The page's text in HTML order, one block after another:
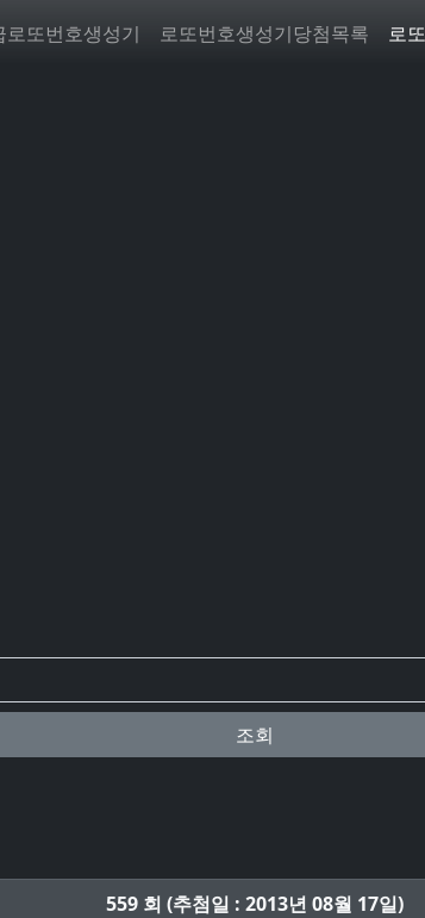
로또번호생성기 로또번호생성기당첨목록 로
조회
559 회 (추첨일 : 2013년 08월 17일)